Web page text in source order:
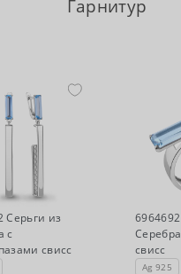
Гарнитур
в наличии
Серьги из
с
свисс
свисс
Ag 925